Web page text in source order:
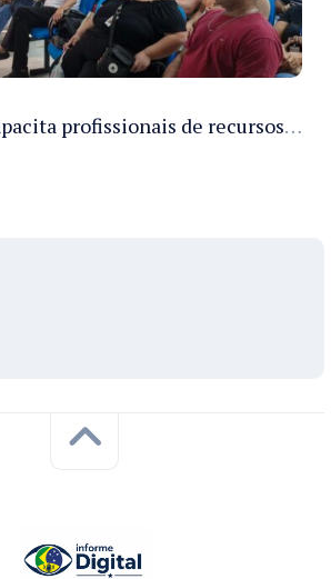
Manausprev capacita profissionais de recursos humanos para agilizar concessão de aposentadorias no município